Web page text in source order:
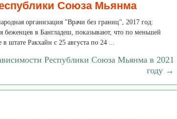
Союза Мьянма
организация "Врачи без границ", 2017 год:
беженцев в Бангладеш, показывают, что по меньшей
штате Ракхайн с 25 августа по 24 ...
Республики Союза Мьянма в 2021
году →